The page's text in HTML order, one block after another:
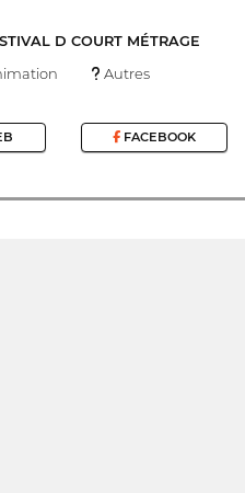
D COURT MÉTRAGE
Autres
FACEBOOK